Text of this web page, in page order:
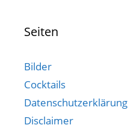
Seiten
Bilder
Cocktails
Datenschutzerklärung
Disclaimer